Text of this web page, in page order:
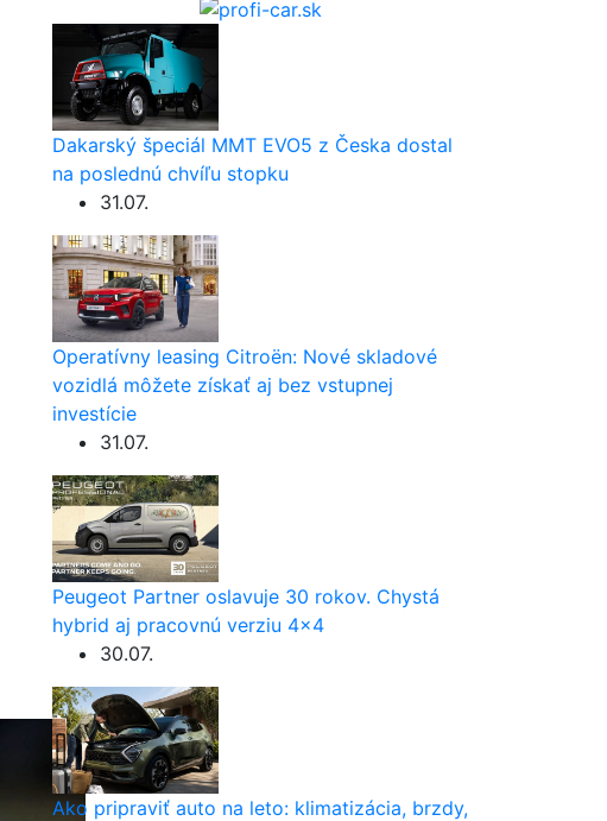
Dakarský špeciál MMT EVO5 z Česka dostal
na poslednú chvíľu stopku
31.07.
Operatívny leasing Citroën: Nové skladové
vozidlá môžete získať aj bez vstupnej
investície
31.07.
Peugeot Partner oslavuje 30 rokov. Chystá
hybrid aj pracovnú verziu 4×4
30.07.
Ako pripraviť auto na leto: klimatizácia, brzdy,